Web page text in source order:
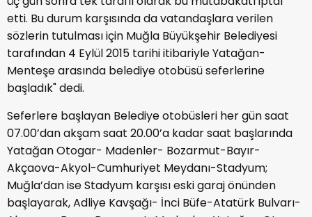
etti. Bu durum karşısında da vatandaşlara verilen
sözlerin tutulması için Muğla Büyükşehir Belediyesi
tarafından 4 Eylül 2015 tarihi itibariyle Yatağan-
Menteşe arasında belediye otobüsü seferlerine
başladık" dedi.
Seferlere başlayan Belediye otobüsleri her gün saat
07.00’dan akşam saat 20.00’a kadar saat başlarında
Yatağan Otogar- Madenler- Bozarmut-Bayır-
Akçaova-Akyol-Cumhuriyet Meydanı-Stadyum;
Muğla’dan ise Stadyum karşısı eski garaj önünden
başlayarak, Adliye Kavşağı- İnci Büfe-Atatürk Bulvarı-